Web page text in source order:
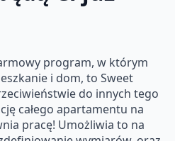
program, w którym
i dom, to Sweet
do innych tego
całego apartamentu na
pracę! Umożliwia to na